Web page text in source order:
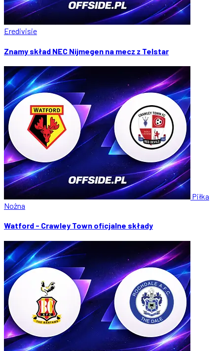
Eredivisie
Znamy skład NEC Nijmegen na mecz z Telstar
Piłka
Nożna
Watford - Crawley Town oficjalne składy